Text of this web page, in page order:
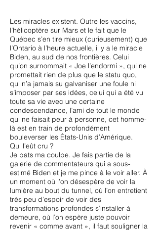
Les miracles existent. Outre les vaccins,
l’hélicoptère sur Mars et le fait que le
Québec s’en tire mieux (curieusement) que
l’Ontario à l’heure actuelle, il y a le miracle
Biden, au sud de nos frontières. Celui
qu’on surnommait « Joe l’endormi », qui ne
promettait rien de plus que le statu quo,
qui n’a jamais su galvaniser une foule ni
s’imposer par ses idées, celui qui a été vu
toute sa vie avec une certaine
condescendance, l’ami de tout le monde
qui ne faisait peur à personne, cet homme-
là est en train de profondément
bouleverser les États-Unis d’Amérique.
Qui l’eût cru ?
Je bats ma coulpe. Je fais partie de la
galerie de commentateurs qui a sous-
estimé Biden et je me pince à le voir aller. À
un moment où l’on désespère de voir la
lumière au bout du tunnel, où l’on entretient
très peu d’espoir de voir des
transformations profondes s’installer à
demeure, où l’on espère juste pouvoir
revenir « comme avant », il faut souligner la